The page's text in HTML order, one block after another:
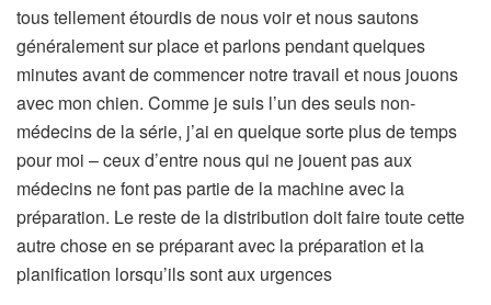
tous tellement étourdis de nous voir et nous sautons
généralement sur place et parlons pendant quelques
minutes avant de commencer notre travail et nous jouons
avec mon chien. Comme je suis l’un des seuls non-
médecins de la série, j’ai en quelque sorte plus de temps
pour moi – ceux d’entre nous qui ne jouent pas aux
médecins ne font pas partie de la machine avec la
préparation. Le reste de la distribution doit faire toute cette
autre chose en se préparant avec la préparation et la
planification lorsqu’ils sont aux urgences